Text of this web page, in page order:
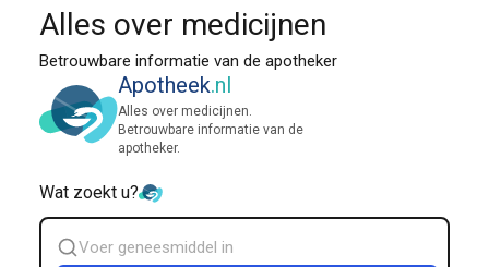
Alles over medicijnen
Betrouwbare informatie van de apotheker
Apotheek.nl
Alles over medicijnen.
Betrouwbare informatie van de
apotheker.
Wat zoekt u?
Zoek
geneesmiddel